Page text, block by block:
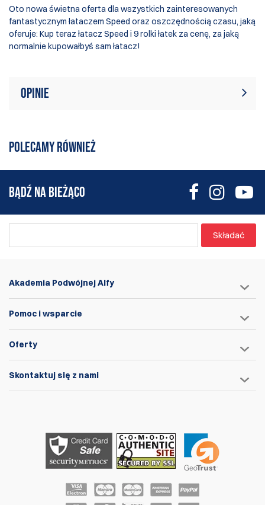
Oto nowa świetna oferta dla wszystkich zainteresowanych
fantastycznym łataczem Speed oraz oszczędnością czasu, jaką
oferuje: Kup teraz łatacz Speed i 9 rolki łatek za cenę, za jaką
normalnie kupowałbyś sam łatacz!
Opinie
produktów. Bądź pierwszym, który
pisze recenzję
POLECAMY RÓWNIEŻ
BĄDŹ NA BIEŻĄCO
Składać
Akademia Podwójnej Alfy
Pomoc i wsparcie
Oferty
Skontaktuj się z nami